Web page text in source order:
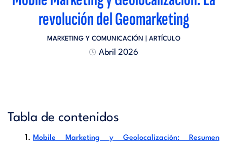
revolución del Geomarketing
MARKETING Y COMUNICACIÓN | ARTÍCULO
Abril 2026
Tabla de contenidos
Mobile Marketing y Geolocalización: Resumen